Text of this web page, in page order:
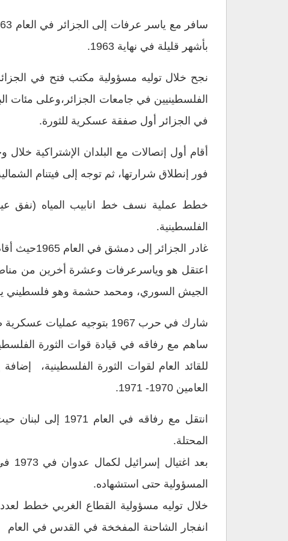
بأشهر قليلة في نهاية 1963.
نجح خلال توليه مسؤولية مكتب فتح في
الفلسطينيين في جامعات الجزائر،وعلى مئات
في الجزائر أول صفقة عسكرية للثورة.
فور إنطلاق شرارتها، ثم توجه إلى فيتنام
الفلسطينية.
غادر الجزائر إلى دمشق في العام 1965حيث أقام مقرالقيادة العسكرية لقوات الثورة الفلسطينية ، وكلف بالعلاقات مع الخلايا الفدائية داخل فلسطين.
الجيش السوري، ومحمد حشمة وهو فلسطيني
شارك في حرب 1967 بتوجيه عمليات عسكرية ضد الجيش الإسرائيلي في الجليل الأعلى في شمال فلسطين المحتلة منذ العام 1948.
للقائد العام لقوات الثورة الفلسطينية،
العامين 1970- 1971.
انتقل مع رفاقه
المحتلة.
المسؤولية حتى استشهاده.
خلال توليه مسؤولية القطاع الغربي خطط